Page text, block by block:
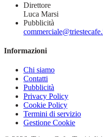
Direttore
Luca Marsi
Pubblicità
Informazioni
Chi siamo
Contatti
Pubblicità
Privacy Policy
Cookie Policy
Termini di servizio
Gestione Cookie